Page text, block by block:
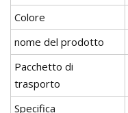
Colore
nome del prodotto
Pacchetto di
trasporto
Specifica